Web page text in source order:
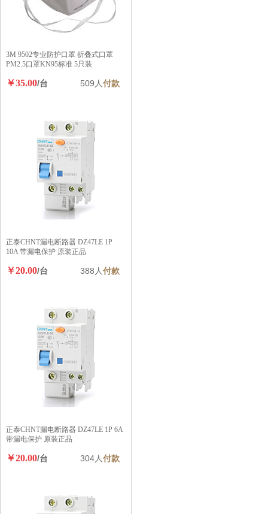
3M 9502专业防护口罩 折叠式口罩
PM2.5口罩KN95标准 5只装
￥35.00/台 509人付款
正泰CHNT漏电断路器 DZ47LE 1P
10A 带漏电保护 原装正品
￥20.00/台 388人付款
正泰CHNT漏电断路器 DZ47LE 1P 6A
带漏电保护 原装正品
￥20.00/台 304人付款